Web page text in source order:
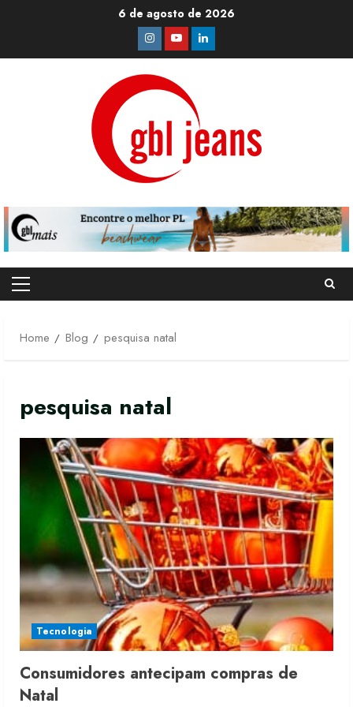
6 de agosto de 2026
Instagram
YoutubeLinkedin
Primary
Home
Blog pesquisa natal
pesquisa natal
Tecnologia
Consumidores antecipam compras de
Natal